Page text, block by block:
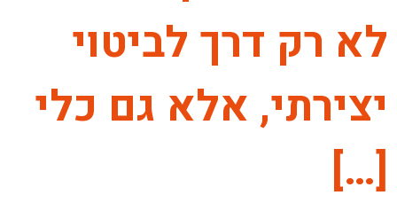
לא רק דרך לביטוי
יצירתי, אלא גם כלי
[…]